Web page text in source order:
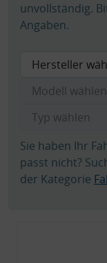
unvollständig.
Angaben.
Sie haben Ihr
passt nicht?
der Kategorie